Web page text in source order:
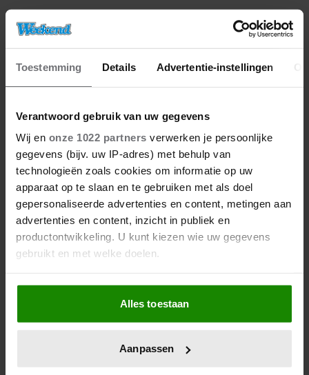
Toestemming Details Advertentie-instellingen
Verantwoord gebruik van uw gegevens
Wij en onze 1022 partners verwerken je persoonlijke
gegevens (bijv. uw IP-adres) met behulp van
technologieën zoals cookies om informatie op uw
apparaat op te slaan en te gebruiken met als doel
gepersonaliseerde advertenties en content, metingen aan
advertenties en content, inzicht in publiek en
productontwikkeling. U kunt kiezen wie uw gegevens
gebruikt en met welke doelen.
Als u het toestaat, willen we ook graag:
Informatie verzamelen over uw geografische
locatie, die tot een paar meter nauwkeurig kan zijn
scannen op specifieke eigenschappen (fingerprinting)
Alles toestaan
Aanpassen